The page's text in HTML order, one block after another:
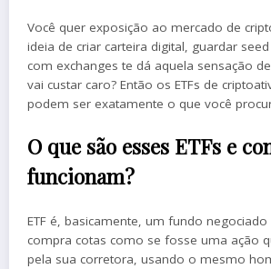
Você quer exposição ao mercado de
ideia de criar carteira digital, guardar
com exchanges te dá aquela sensação
vai custar caro? Então os ETFs de
podem ser exatamente o que você
O que são esses ETFs e
funcionam?
ETF é, basicamente, um fundo
compra cotas como se fosse uma ação
pela sua corretora, usando o mesmo